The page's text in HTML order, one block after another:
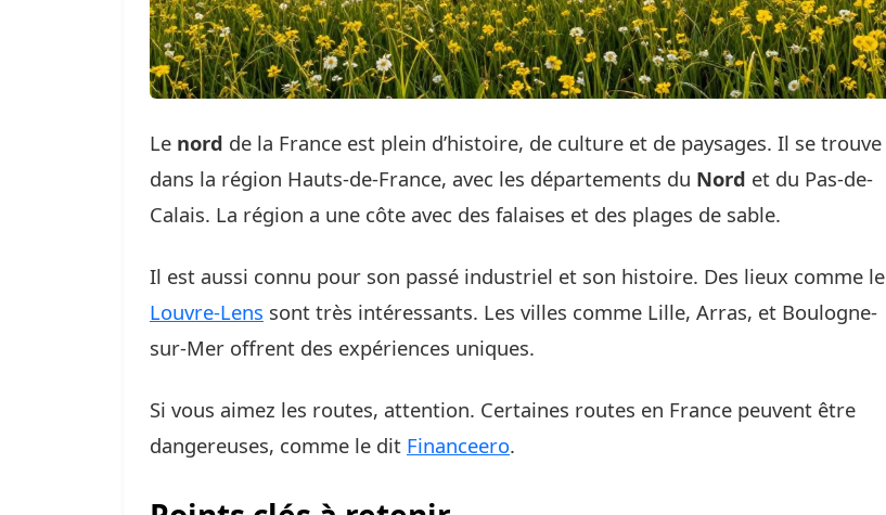
Le nord de la France est plein d’histoire, de culture et de paysages. Il se trouve
dans la région Hauts-de-France, avec les départements du Nord et du Pas-de-
Calais. La région a une côte avec des falaises et des plages de sable.
Il est aussi connu pour son passé industriel et son histoire. Des lieux comme le
Louvre-Lens sont très intéressants. Les villes comme Lille, Arras, et Boulogne-
sur-Mer offrent des expériences uniques.
Si vous aimez les routes, attention. Certaines routes en France peuvent être
dangereuses, comme le dit Financeero.